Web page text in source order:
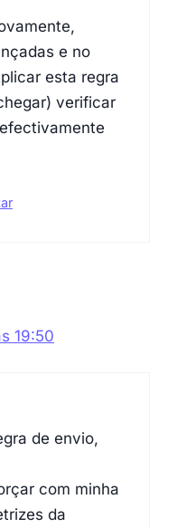
e no
esta regra
verificar
19:50
de envio,
com minha
da